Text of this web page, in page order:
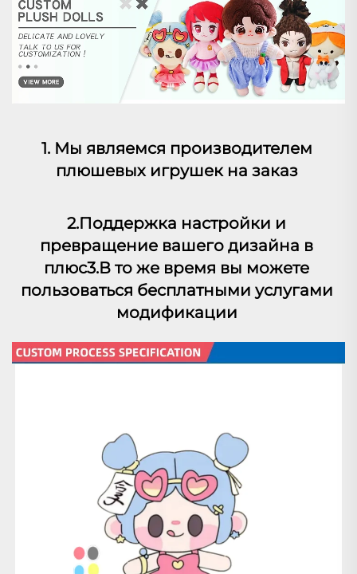
1. Мы являемся производителем
плюшевых игрушек на заказ
2.Поддержка настройки и
превращение вашего дизайна в
плюс3.В то же время вы можете
пользоваться бесплатными услугами
модификации